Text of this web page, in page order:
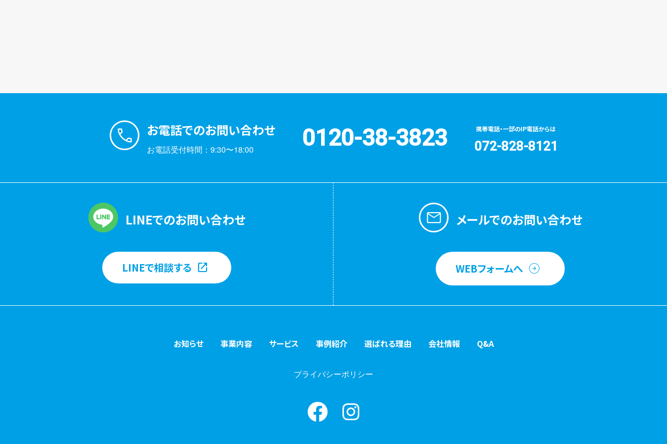
お電話でのお問い合わせ
お電話受付時間：9:30〜18:00 0120-38-3823 携帯電話・一部のIP電話からは
072-828-8121
LINEでのお問い合わせ
LINEで相談する
メールでのお問い合わせ
WEBフォームへ
お知らせ 事業内容 サービス 事例紹介 選ばれる理由 会社情報 Q&A
プライバシーポリシー
Facebook